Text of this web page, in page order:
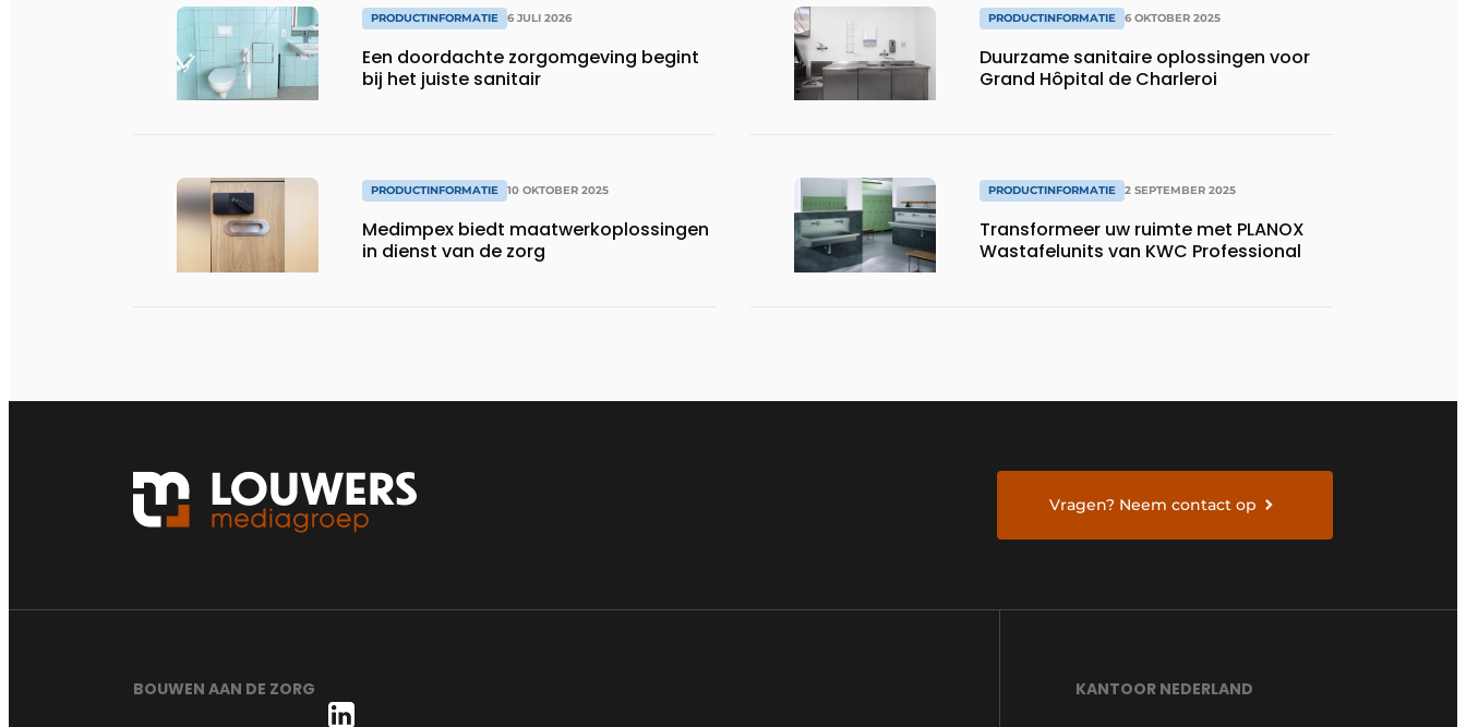
PRODUCTINFORMATIE 6 JULI 2026
Een doordachte zorgomgeving begint
bij het juiste sanitair
PRODUCTINFORMATIE 10 OKTOBER 2025
Medimpex biedt maatwerkoplossingen
in dienst van de zorg
PRODUCTINFORMATIE 6 OKTOBER 2025
Duurzame sanitaire oplossingen voor
Grand Hôpital de Charleroi
PRODUCTINFORMATIE 2 SEPTEMBER 2025
Transformeer uw ruimte met PLANOX
Wastafelunits van KWC Professional
Vragen? Neem contact op
BOUWEN AAN DE ZORG KANTOOR NEDERLAND